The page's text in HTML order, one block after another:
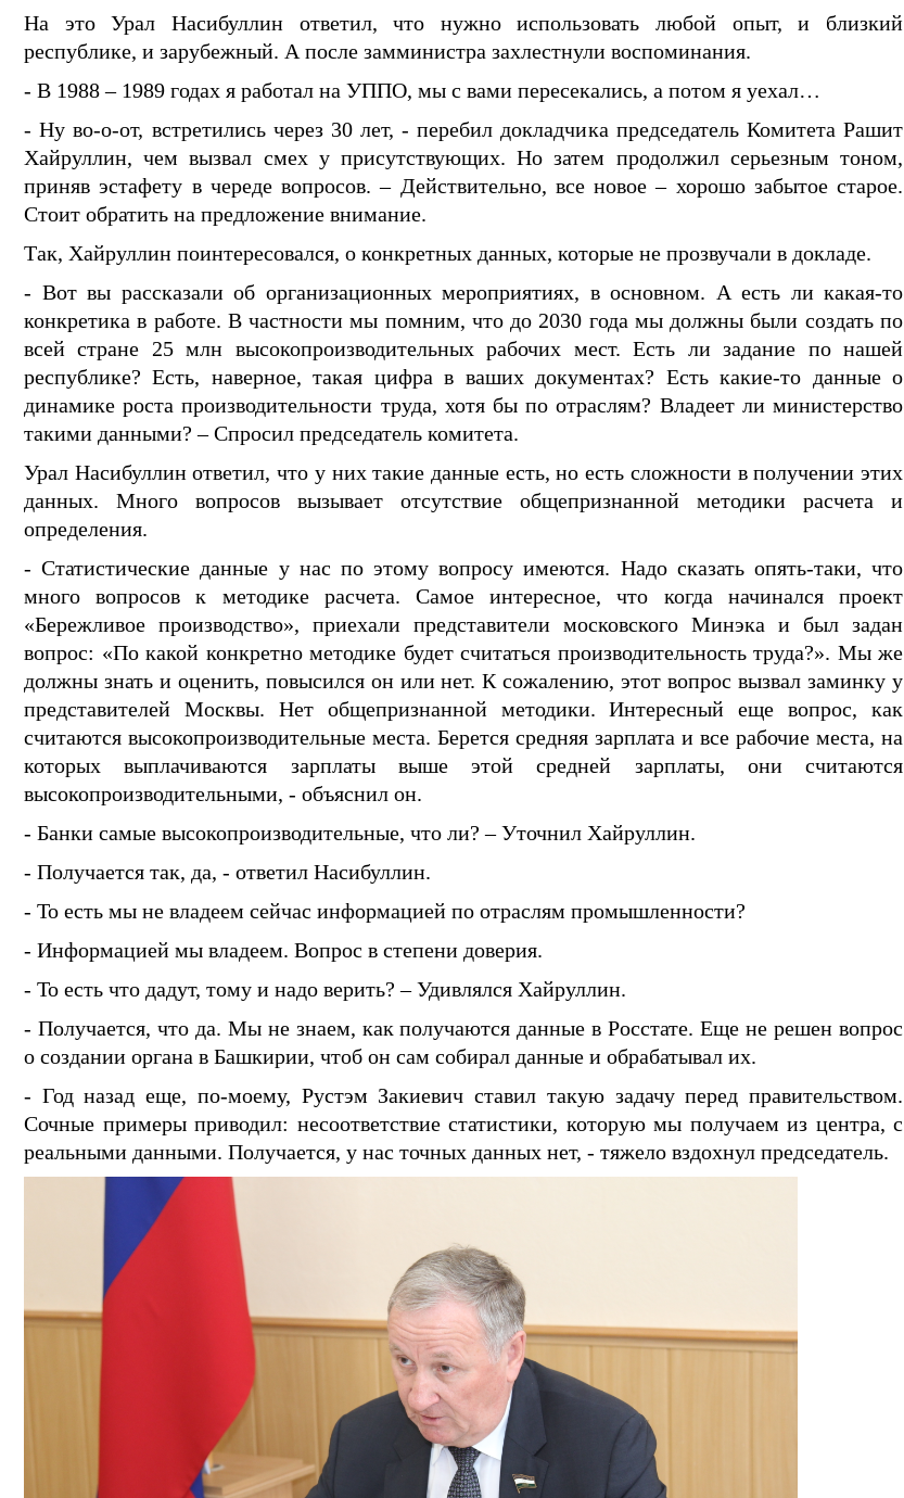
На это Урал Насибуллин ответил, что нужно использовать любой опыт, и близкий
республике, и зарубежный. А после замминистра захлестнули воспоминания.
- В 1988 – 1989 годах я работал на УППО, мы с вами пересекались, а потом я уехал…
- Ну во-о-от, встретились через 30 лет, - перебил докладчика председатель Комитета Рашит
Хайруллин, чем вызвал смех у присутствующих. Но затем продолжил серьезным тоном,
приняв эстафету в череде вопросов. – Действительно, все новое – хорошо забытое старое.
Стоит обратить на предложение внимание.
Так, Хайруллин поинтересовался, о конкретных данных, которые не прозвучали в докладе.
- Вот вы рассказали об организационных мероприятиях, в основном. А есть ли какая-то
конкретика в работе. В частности мы помним, что до 2030 года мы должны были создать по
всей стране 25 млн высокопроизводительных рабочих мест. Есть ли задание по нашей
республике? Есть, наверное, такая цифра в ваших документах? Есть какие-то данные о
динамике роста производительности труда, хотя бы по отраслям? Владеет ли министерство
такими данными? – Спросил председатель комитета.
Урал Насибуллин ответил, что у них такие данные есть, но есть сложности в получении этих
данных. Много вопросов вызывает отсутствие общепризнанной методики расчета и
определения.
- Статистические данные у нас по этому вопросу имеются. Надо сказать опять-таки, что
много вопросов к методике расчета. Самое интересное, что когда начинался проект
«Бережливое производство», приехали представители московского Минэка и был задан
вопрос: «По какой конкретно методике будет считаться производительность труда?». Мы же
должны знать и оценить, повысился он или нет. К сожалению, этот вопрос вызвал заминку у
представителей Москвы. Нет общепризнанной методики. Интересный еще вопрос, как
считаются высокопроизводительные места. Берется средняя зарплата и все рабочие места, на
которых выплачиваются зарплаты выше этой средней зарплаты, они считаются
высокопроизводительными, - объяснил он.
- Банки самые высокопроизводительные, что ли? – Уточнил Хайруллин.
- Получается так, да, - ответил Насибуллин.
- То есть мы не владеем сейчас информацией по отраслям промышленности?
- Информацией мы владеем. Вопрос в степени доверия.
- То есть что дадут, тому и надо верить? – Удивлялся Хайруллин.
- Получается, что да. Мы не знаем, как получаются данные в Росстате. Еще не решен вопрос
о создании органа в Башкирии, чтоб он сам собирал данные и обрабатывал их.
- Год назад еще, по-моему, Рустэм Закиевич ставил такую задачу перед правительством.
Сочные примеры приводил: несоответствие статистики, которую мы получаем из центра, с
реальными данными. Получается, у нас точных данных нет, - тяжело вздохнул председатель.